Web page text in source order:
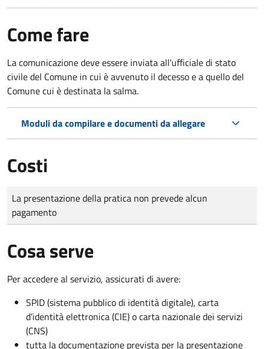
Come fare
La comunicazione deve essere inviata all'ufficiale di stato
civile del Comune in cui è avvenuto il decesso e a quello del
Comune cui è destinata la salma.
Moduli da compilare e documenti da allegare
Costi
Tipo di pagamento
Importo
La presentazione della pratica non prevede alcun
pagamento
Cosa serve
Per accedere al servizio, assicurati di avere:
SPID (sistema pubblico di identità digitale), carta
d’identità elettronica (CIE) o carta nazionale dei servizi
(CNS)
tutta la documentazione prevista per la presentazione